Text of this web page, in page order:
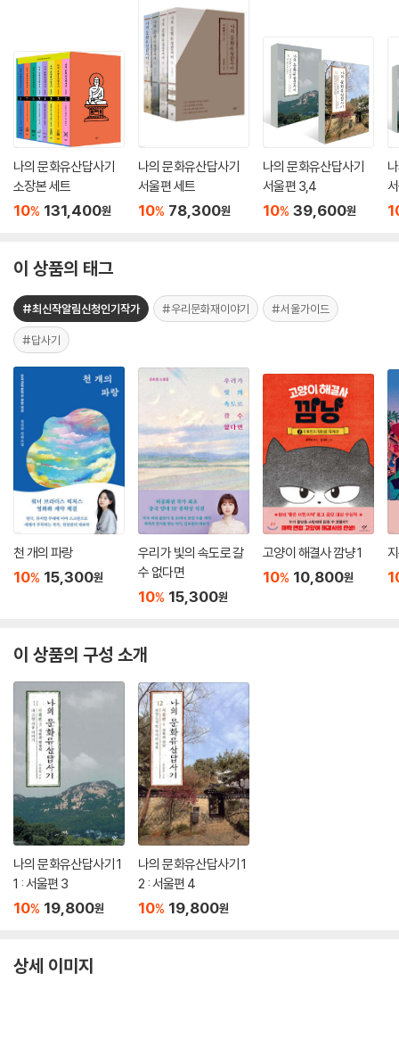
나의 문화유산답사기
소장본 세트
10% 131,400원
나의 문화유산답사기
서울편 세트
10% 78,300원
나의 문화유산답사기
서울편 3,4
10% 39,600원
이 상품의 태그
#최신작알림신청인기작가 #우리문화재이야기 #서울가이드
#답사기
천 개의 파랑
10% 15,300원
우리가 빛의 속도로 갈
수 없다면
10% 15,300원
고양이 해결사 깜냥 1
10% 10,800원
이 상품의 구성 소개
나의 문화유산답사기 1
1 : 서울편 3
10% 19,800원
나의 문화유산답사기 1
2 : 서울편 4
10% 19,800원
상세 이미지